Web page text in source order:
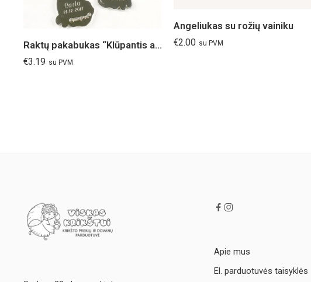
Raktų pakabukas “Klūpantis angelas”
€3.19 su PVM
Angeliukas su rožių vainiku
€2.00 su PVM
Apie mus
El. parduotuvės taisyklės